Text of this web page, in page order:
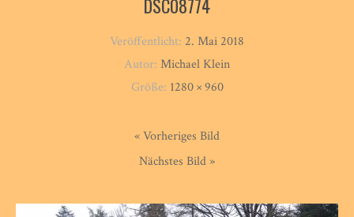
DSC08774
Veröffentlicht: 2. Mai 2018
Autor: Michael Klein
Größe: 1280 × 960
« Vorheriges Bild
Nächstes Bild »